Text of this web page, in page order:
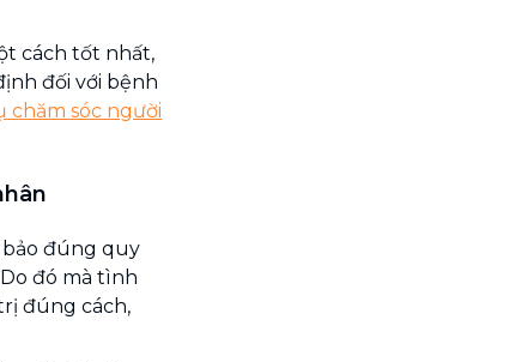
cách tốt nhất,
đối với bệnh
chăm sóc người
bảo đúng quy
đó mà tình
đúng cách,